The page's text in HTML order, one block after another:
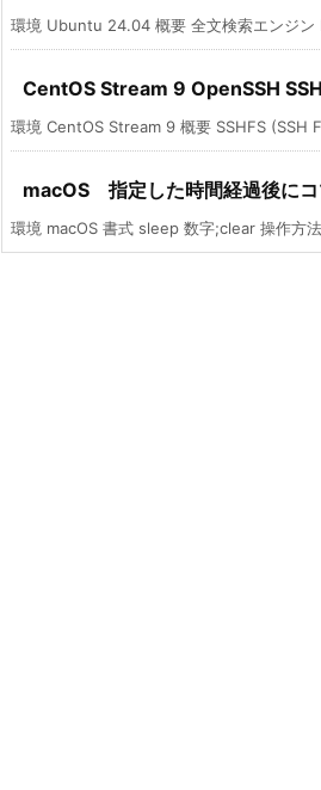
環境 Ubuntu 24.04 概要 全文検索エンジ
CentOS Stream 9 OpenSSH
環境 CentOS Stream 9 概要 SSHFS (SSH
macOS 指定した時間経過後にコ
環境 macOS 書式 sleep 数字;clear 操作方